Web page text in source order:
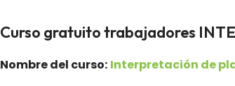
Curso gratuito trabajadores
Nombre del curso: Interpretación de